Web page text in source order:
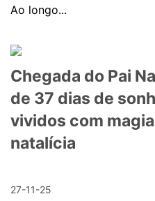
Ao longo...
Chegada do Pai
de 37 dias de
vividos com
natalícia
27-11-25